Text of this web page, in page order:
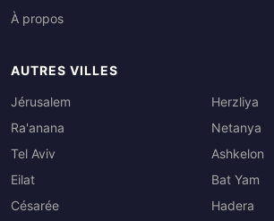
À propos
AUTRES VILLES
Jérusalem
Ra'anana
Tel Aviv
Eilat
Césarée
Herzliya
Netanya
Ashkelon
Bat Yam
Hadera